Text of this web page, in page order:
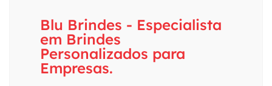
Blu Brindes - Especialista
em Brindes
Personalizados para
Empresas.